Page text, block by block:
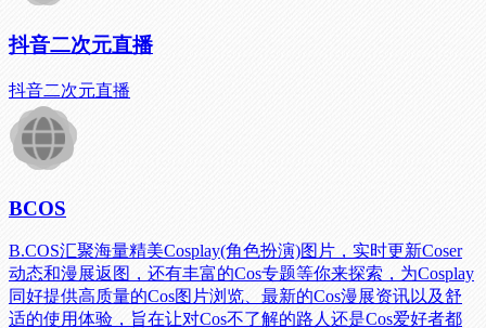
抖音二次元直播
抖音二次元直播
BCOS
B.COS汇聚海量精美Cosplay(角色扮演)图片，实时更新Coser
动态和漫展返图，还有丰富的Cos专题等你来探索，为Cosplay
同好提供高质量的Cos图片浏览、最新的Cos漫展资讯以及舒
适的使用体验，旨在让对Cos不了解的路人还是Cos爱好者都